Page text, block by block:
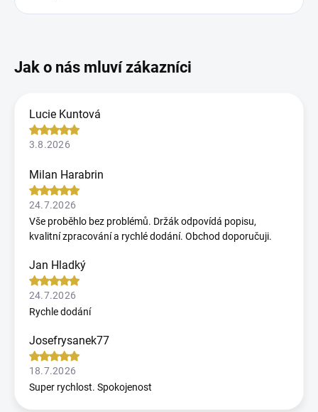
Lucie Kuntová
3.8.2026
Milan Harabrin
24.7.2026
Vše proběhlo bez problémů. Držák odpovídá popisu,
kvalitní zpracování a rychlé dodání. Obchod doporučuji.
Jan Hladký
24.7.2026
Rychle dodání
Josefrysanek77
18.7.2026
Super rychlost. Spokojenost